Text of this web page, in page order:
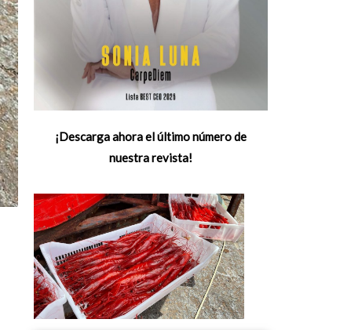
¡Descarga ahora el último número de
nuestra revista!